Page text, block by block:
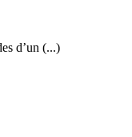
d’un (...)